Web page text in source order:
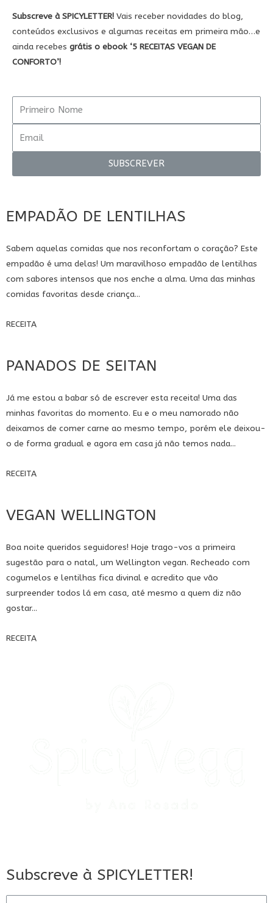
Subscreve à SPICYLETTER! Vais receber novidades do blog,
conteúdos exclusivos e algumas receitas em primeira mão…e
ainda recebes grátis o ebook ‘5 RECEITAS VEGAN DE
CONFORTO’!
SUBSCREVER
EMPADÃO DE LENTILHAS
Sabem aquelas comidas que nos reconfortam o coração? Este
empadão é uma delas! Um maravilhoso empadão de lentilhas
com sabores intensos que nos enche a alma. Uma das minhas
comidas favoritas desde criança...
RECEITA
PANADOS DE SEITAN
Já me estou a babar só de escrever esta receita! Uma das
minhas favoritas do momento. Eu e o meu namorado não
deixamos de comer carne ao mesmo tempo, porém ele deixou-
o de forma gradual e agora em casa já não temos nada...
RECEITA
VEGAN WELLINGTON
Boa noite queridos seguidores! Hoje trago-vos a primeira
sugestão para o natal, um Wellington vegan. Recheado com
cogumelos e lentilhas fica divinal e acredito que vão
surpreender todos lá em casa, até mesmo a quem diz não
gostar...
RECEITA
Subscreve à SPICYLETTER!